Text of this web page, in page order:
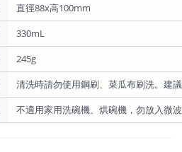
直徑88x高100mm
330mL
245g
清洗時請勿使用鋼刷、菜瓜布刷洗。建
不適用家用洗碗機、烘碗機，勿放入微